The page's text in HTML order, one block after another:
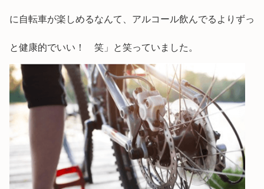
に自転車が楽しめるなんて、アルコール飲んでるよりずっ
と健康的でいい！ 笑」と笑っていました。